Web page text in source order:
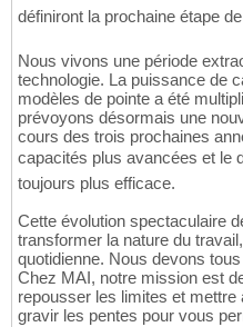
définiront la prochaine étape de
Nous vivons une période
technologie. La puissance de
modèles de pointe a été
prévoyons désormais une
cours des trois prochaines
capacités plus avancées et le
toujours plus efficace.
Cette évolution spectaculaire
transformer la nature du
quotidienne. Nous devons
Chez MAI, notre mission est
repousser les limites et
gravir les pentes pour vous